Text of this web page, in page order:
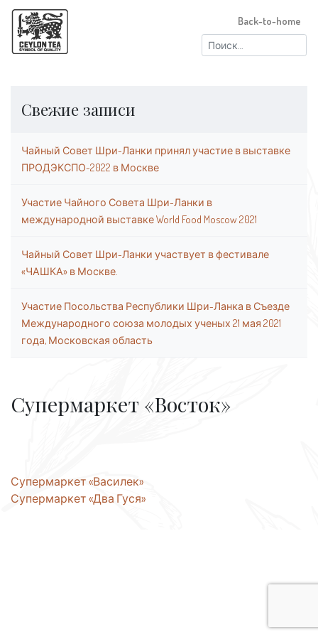
Найти:
Back-to-home
Свежие записи
Чайный Совет Шри-Ланки принял участие в выставке
ПРОДЭКСПО-2022 в Москве
Участие Чайного Совета Шри-Ланки в
международной выставке World Food Moscow 2021
Чайный Совет Шри-Ланки участвует в фестивале
«ЧАШКА» в Москве.
Участие Посольства Республики Шри-Ланка в Съезде
Международного союза молодых ученых 21 мая 2021
года, Московская область
Супермаркет «Восток»
Навигация
по
Супермаркет «Василек»
Супермаркет «Два Гуся»